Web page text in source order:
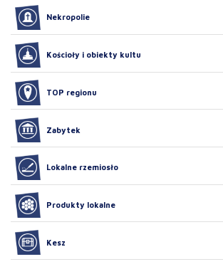
Nekropolie
Kościoły i obiekty kultu
TOP regionu
Zabytek
Lokalne rzemiosło
Produkty lokalne
Kesz